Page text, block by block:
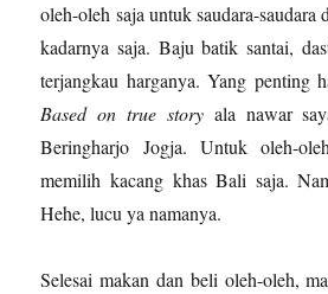
oleh-oleh saja untuk saudara-saudara
kadarnya saja. Baju batik santai,
terjangkau harganya. Yang penting
Based on true storyala nawar
Beringharjo Jogja. Untuk oleh-
memilih kacang khas Bali saja.
Hehe, lucu ya namanya.
Selesai makan dan beli oleh-oleh,